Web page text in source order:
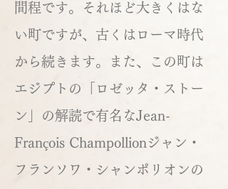
間程です。それほど大きくはな
い町ですが、古くはローマ時代
から続きます。また、この町は
エジプトの「ロゼッタ・ストー
ン」の解読で有名なJean-
François Champollionジャン・
フランソワ・シャンポリオンの